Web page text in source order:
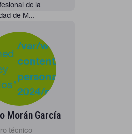
de la
de M...
/var/www/clients/
content/plugins/
personas-
2024/
Morán García
técnico